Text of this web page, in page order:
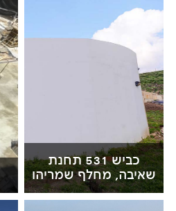
כביש 531 תחנת
שאיבה, מחלף שמריהו